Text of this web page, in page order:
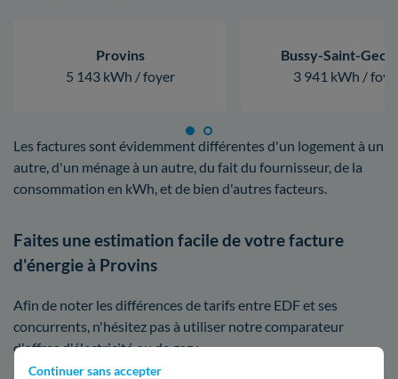
Continuer sans accepter
Provins
5 143 kWh / foyer
Bussy-Saint-
3 941 kWh /
Les factures sont évidemment différentes d'un logement à un
autre, d'un ménage à un autre, du fait du fournisseur, de la
consommation en kWh, et de bien d'autres facteurs.
Faites une estimation facile de votre facture
d'énergie à Provins
Afin de noter les différences de tarifs entre EDF et ses
concurrents, n'hésitez pas à utiliser notre comparateur
d'offres d'électricité ou de gaz :